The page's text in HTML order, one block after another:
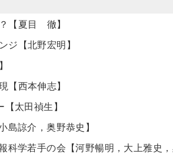
【夏目 徹】
ジ【北野宏明】
【西本伸志】
太田禎生】
諒介，奥野恭史】
科学若手の会【河野暢明，大上雅史